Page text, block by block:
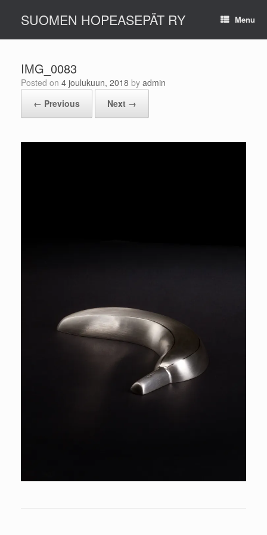
contentSUOMEN HOPEASEPÄT RY Menu
IMG_0083
Posted on 4 joulukuun, 2018 by admin
← Previous
Next →